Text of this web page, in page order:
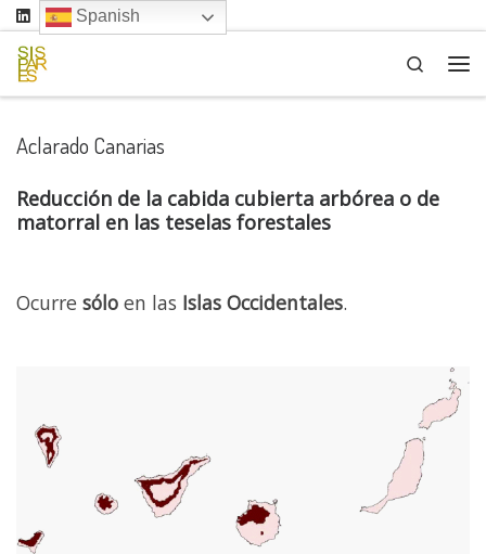
Saltar al contenido
Search
Aclarado Canarias
Reducción de la cabida cubierta arbórea o de
matorral en las teselas forestales
Ocurre sólo en las Islas Occidentales.
Spanish